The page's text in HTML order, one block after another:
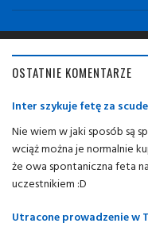
OSTATNIE KOMENTARZE
Inter szykuje fetę za
Nie wiem w jaki sposób są
wciąż można je normalnie
że owa spontaniczna feta
uczestnikiem :D
Utracone prowadzenie w